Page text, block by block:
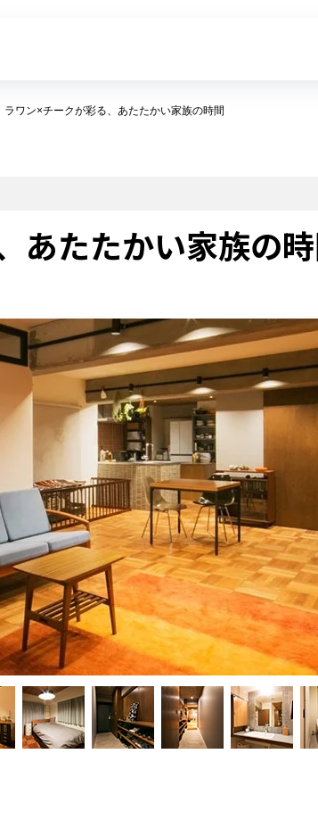
ラワン×チークが彩る、あたたかい家族の時間
あたたかい家族の